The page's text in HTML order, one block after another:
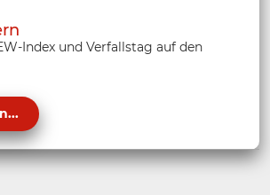
Index und Verfallstag auf den